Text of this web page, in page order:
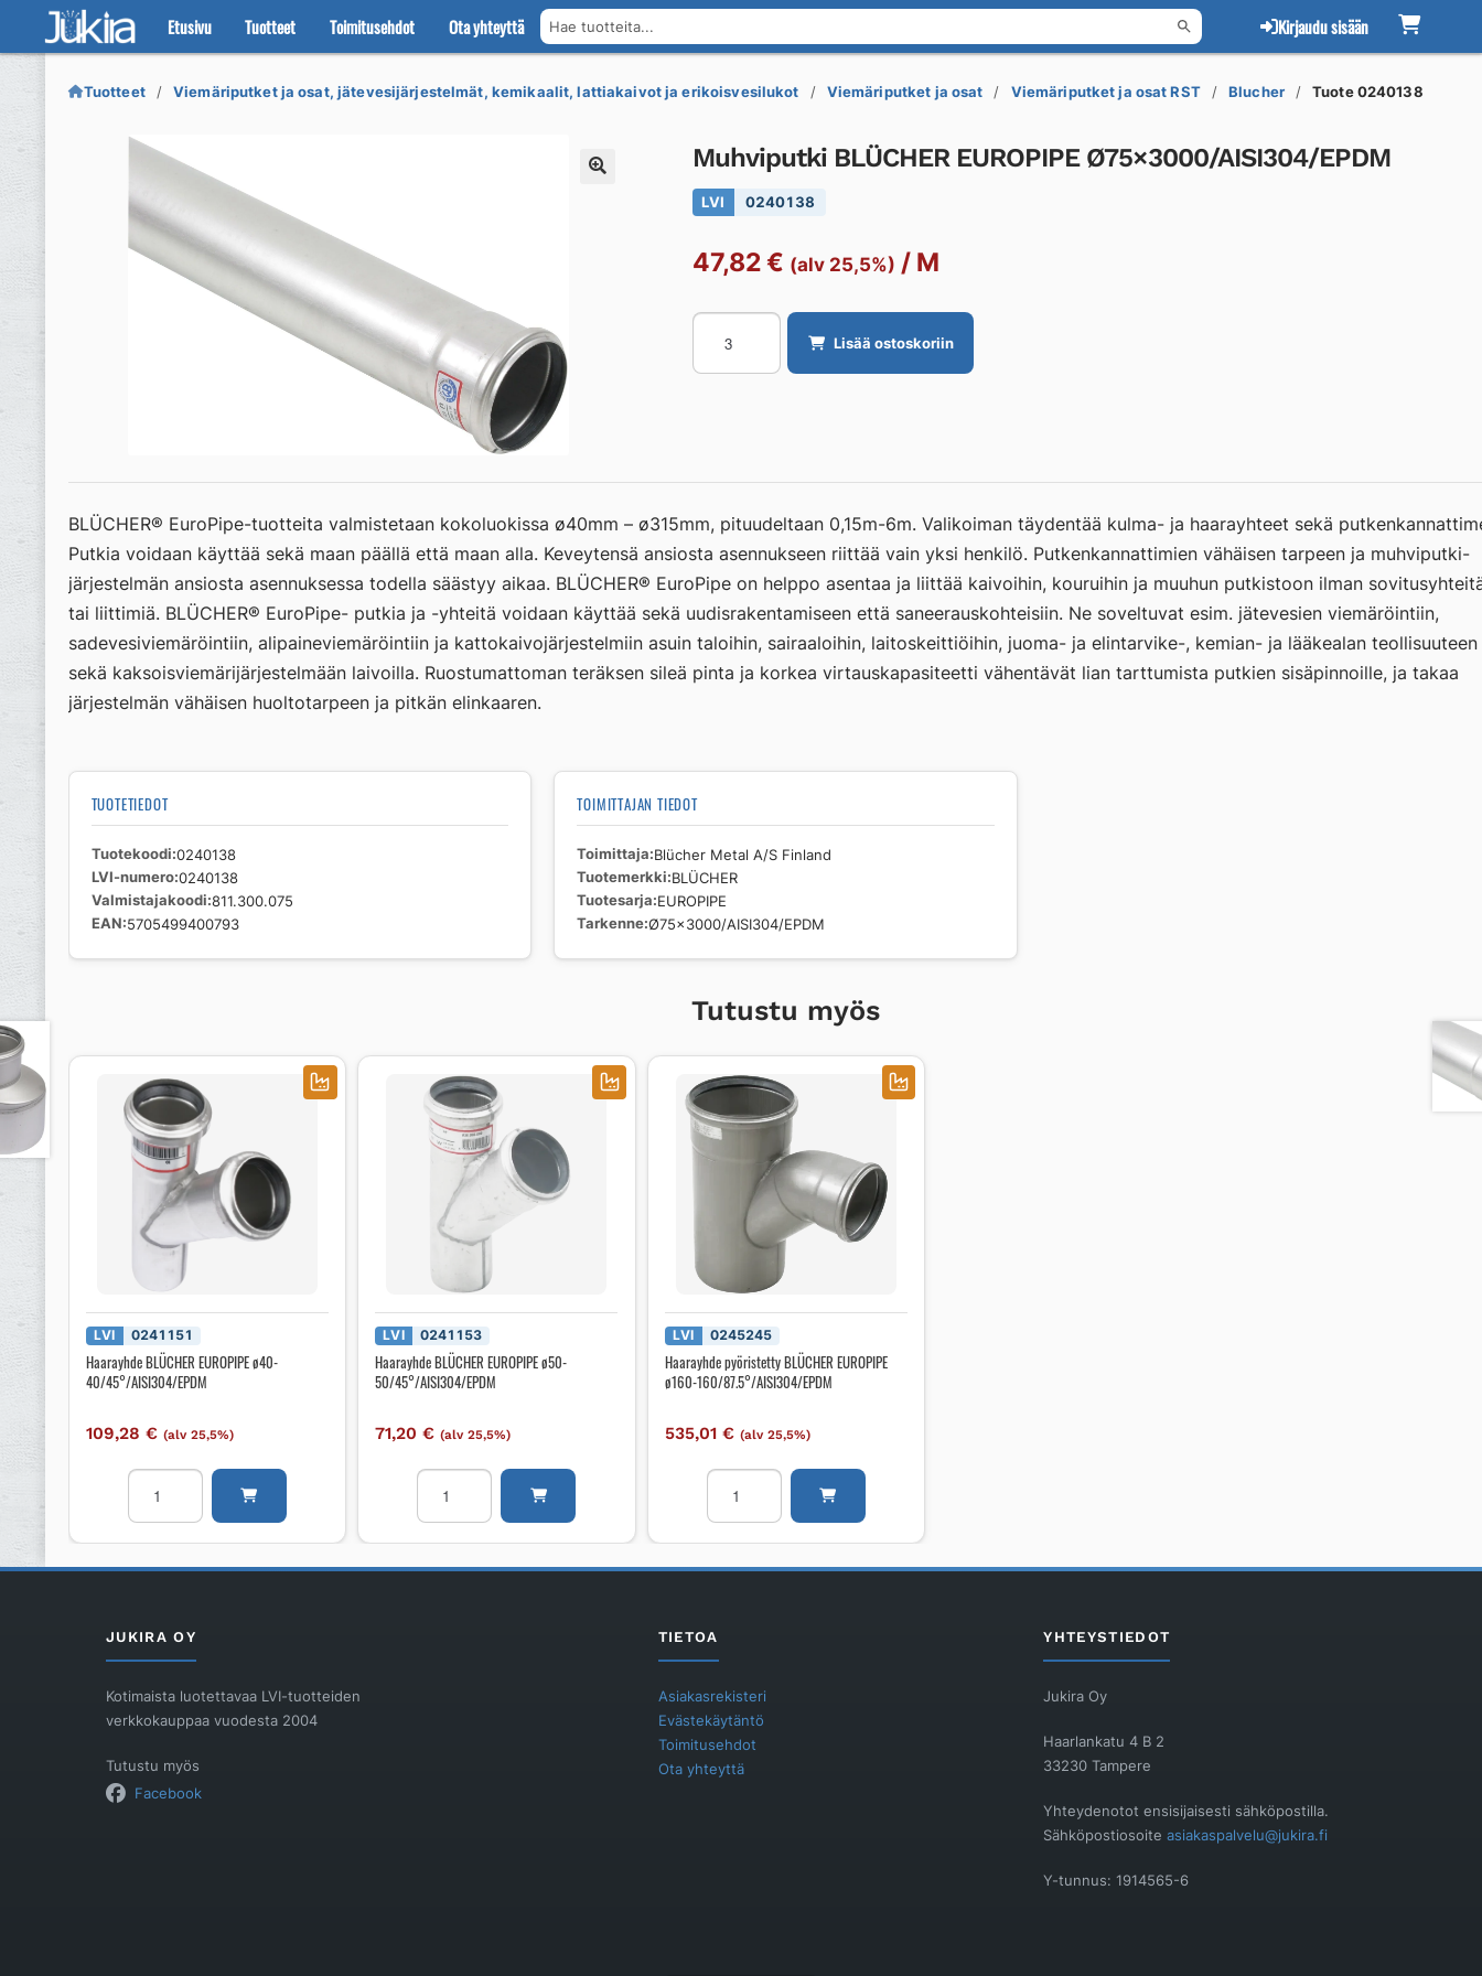
Etusivu Tuotteet Toimitusehdot Ota yhteyttä Hae tuotteita... Kirjaudu sisään
Siirry
navigointiin
Siirry
sisältöön
Tuotteet Viemäriputket ja osat, jätevesijärjestelmät, kemikaalit, lattiakaivot ja erikoisvesilukot Viemäriputket ja osat Viemäriputket ja osat RST Blucher Tuote 0240138
Muhviputki BLÜCHER EUROPIPE Ø75×3000/AISI304/EPDM
LVI 0240138
47,82€ (alv 25,5%) / M
Muhviputki
BLÜCHER
EUROPIPE
Lisää ostoskoriin
BLÜCHER® EuroPipe-tuotteita valmistetaan kokoluokissa ø40mm – ø315mm, pituudeltaan 0,15m-6m. Valikoiman täydentää kulma- ja haarayhteet sekä
Putkia voidaan käyttää sekä maan päällä että maan alla. Keveytensä ansiosta asennukseen riittää vain yksi henkilö. Putkenkannattimien vähäisen tarpeen ja muhviputki-
järjestelmän ansiosta asennuksessa todella säästyy aikaa. BLÜCHER® EuroPipe on helppo asentaa ja liittää kaivoihin, kouruihin ja muuhun putkistoon ilman
tai liittimiä. BLÜCHER® EuroPipe- putkia ja -yhteitä voidaan käyttää sekä uudisrakentamiseen että saneerauskohteisiin. Ne soveltuvat esim. jätevesien viemäröintiin,
sadevesiviemäröintiin, alipaineviemäröintiin ja kattokaivojärjestelmiin asuin taloihin, sairaaloihin, laitoskeittiöihin, juoma- ja elintarvike-, kemian- ja lääkealan teollisuuteen
sekä kaksoisviemärijärjestelmään laivoilla. Ruostumattoman teräksen sileä pinta ja korkea virtauskapasiteetti vähentävät lian tarttumista putkien sisäpinnoille, ja takaa
järjestelmän vähäisen huoltotarpeen ja pitkän elinkaaren.
TUOTETIEDOT
Tuotekoodi 0240138
LVI-numero 0240138
Valmistajakoodi 811.300.075
EAN 5705499400793
TOIMITTAJAN TIEDOT
Toimittaja Blücher Metal A/S Finland
Tuotemerkki BLÜCHER
Tuotesarja EUROPIPE
Tarkenne Ø75x3000/AISI304/EPDM
Tutustu myös
LVI 0241151
Haarayhde BLÜCHER EUROPIPE ø40-
40/45°/AISI304/EPDM
109,28€ (alv 25,5%)
Haarayhde
BLÜCHER
EUROPIPE
40/45°/AISI304/EPDM
LVI 0241153
Haarayhde BLÜCHER EUROPIPE ø50-
50/45°/AISI304/EPDM
71,20€ (alv 25,5%)
Haarayhde
BLÜCHER
EUROPIPE
50/45°/AISI304/EPDM
LVI 0245245
Haarayhde pyöristetty BLÜCHER EUROPIPE
ø160-160/87.5°/AISI304/EPDM
535,01 € (alv 25,5%)
Haarayhde
pyöristetty
BLÜCHER
ø160-
JUKIRA OY
Kotimaista luotettavaa LVI-tuotteiden
verkkokauppaa vuodesta 2004
Tutustu myös
Facebook
TIETOA
Asiakasrekisteri
Evästekäytäntö
Toimitusehdot
Ota yhteyttä
YHTEYSTIEDOT
Jukira Oy
Haarlankatu 4 B 2
33230 Tampere
Yhteydenotot ensisijaisesti sähköpostilla.
Sähköpostiosoiteasiakaspalvelu@jukira.fi
Y-tunnus: 1914565-6